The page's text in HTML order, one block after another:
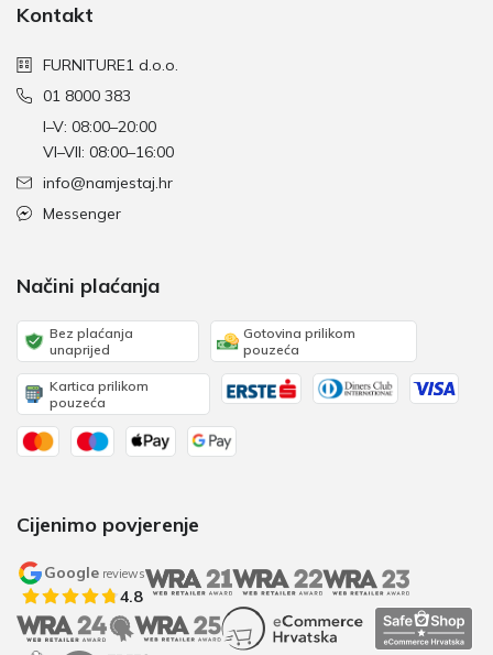
Kontakt
FURNITURE1 d.o.o.
01 8000 383
I–V: 08:00–20:00
VI–VII: 08:00–16:00
info@namjestaj.hr
Messenger
Načini plaćanja
Bez plaćanja
unaprijed
Gotovina prilikom
pouzeća
Kartica prilikom
pouzeća
Cijenimo povjerenje
Google reviews
4.8